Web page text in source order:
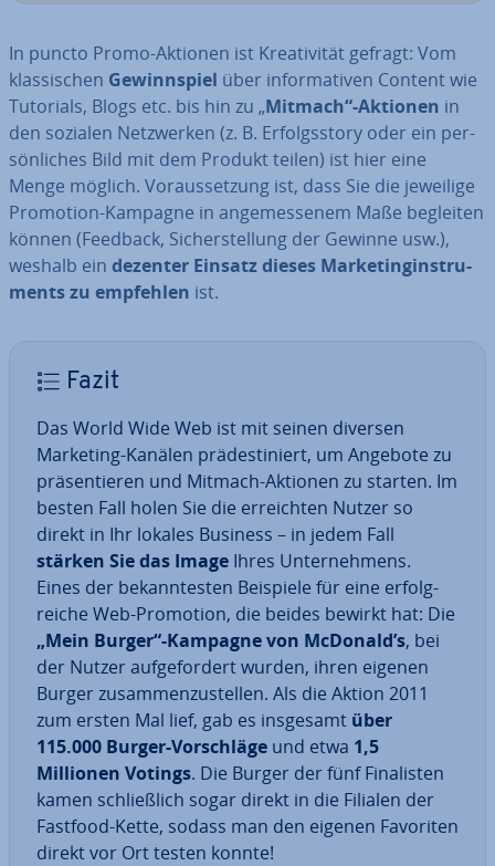
In puncto Promo-Aktionen ist Krea­ti­vi­tät gefragt: Vom
klas­si­schen Ge­winn­spiel über in­for­ma­ti­ven Content wie
Tutorials, Blogs etc. bis hin zu „Mitmach“-Aktionen in
den sozialen Netz­wer­ken (z. B. Er­folgs­sto­ry oder ein per­
sön­li­ches Bild mit dem Produkt teilen) ist hier eine
Menge möglich. Vor­aus­set­zung ist, dass Sie die jeweilige
Promotion-Kampagne in an­ge­mes­se­nem Maße begleiten
können (Feedback, Si­cher­stel­lung der Gewinne usw.),
weshalb ein dezenter Einsatz dieses Mar­ke­ting­in­stru­
mentszu empfehlen ist.
Fazit
Das World Wide Web ist mit seinen diversen
Marketing-Kanälen prä­de­sti­niert, um Angebote zu
prä­sen­tie­ren und Mitmach-Aktionen zu starten. Im
besten Fall holen Sie die er­reich­ten Nutzer so
direkt in Ihr lokales Business – in jedem Fall
stärken Sie das Image Ihres Un­ter­neh­mens.
Eines der be­kann­tes­ten Beispiele für eine er­folg­
rei­che Web-Promotion, die beides bewirkt hat: Die
„Mein Burger“-Kampagne von McDonald’s, bei
der Nutzer auf­ge­for­dert wurden, ihren eigenen
Burger zu­sam­men­zu­stel­len. Als die Aktion 2011
zum ersten Mal lief, gab es insgesamt über
115.000 Burger-Vor­schlä­ge und etwa 1,5
Millionen Votings. Die Burger der fünf Fi­na­lis­ten
kamen schließ­lich sogar direkt in die Filialen der
Fastfood-Kette, sodass man den eigenen Favoriten
direkt vor Ort testen konnte!